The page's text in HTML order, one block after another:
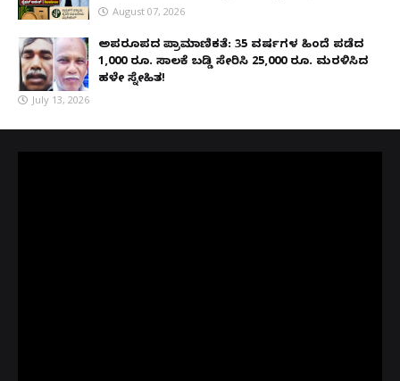
August 07, 2026
ಅಪರೂಪದ ಪ್ರಾಮಾಣಿಕತೆ: 35 ವರ್ಷಗಳ ಹಿಂದೆ ಪಡೆದ
1,000 ರೂ. ಸಾಲಕ್ಕೆ ಬಡ್ಡಿ ಸೇರಿಸಿ 25,000 ರೂ. ಮರಳಿಸಿದ
ಹಳೇ ಸ್ನೇಹಿತ!
July 13, 2026